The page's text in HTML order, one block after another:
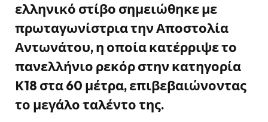
ελληνικό στίβο σημειώθηκε με
πρωταγωνίστρια την Αποστολία
Αντωνάτου, η οποία κατέρριψε το
πανελλήνιο ρεκόρ στην κατηγορία
Κ18 στα 60 μέτρα, επιβεβαιώνοντας
το μεγάλο ταλέντο της.